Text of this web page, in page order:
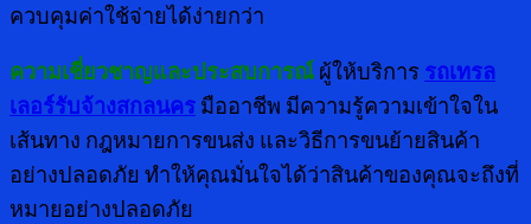
ควบคุมค่าใช้จ่ายได้ง่ายกว่า
ความเชี่ยวชาญและประสบการณ์ ผู้ให้บริการ รถเทรล
เลอร์รับจ้างสกลนคร มืออาชีพ มีความรู้ความเข้าใจใน
เส้นทาง กฎหมายการขนส่ง และวิธีการขนย้ายสินค้า
อย่างปลอดภัย ทำให้คุณมั่นใจได้ว่าสินค้าของคุณจะถึงที่
หมายอย่างปลอดภัย